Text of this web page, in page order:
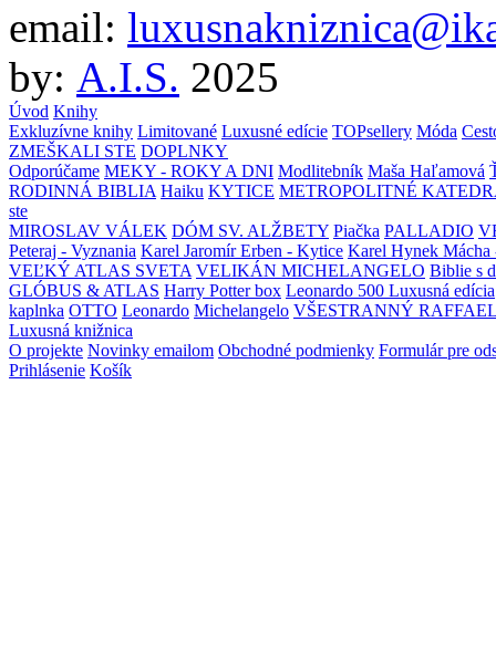
email:
by: A.I.S. 2025
Úvod Knihy
Exkluzívne knihy Limitované Luxusné edície TOPsellery Móda
ZMEŠKALI STE DOPLNKY
Odporúčame MEKY - ROKY A DNI Modlitebník Maša Haľamová
RODINNÁ BIBLIA Haiku KYTICE METROPOLITNÉ
ste
MIROSLAV VÁLEK DÓM SV. ALŽBETY Piačka PALLADIO
Peteraj - Vyznania Karel Jaromír Erben - Kytice Karel Hynek Mácha
VEĽKÝ ATLAS SVETA VELIKÁN MICHELANGELO Biblie s
GLÓBUS & ATLAS Harry Potter box Leonardo 500 Luxusná edícia
kaplnka OTTO Leonardo Michelangelo VŠESTRANNÝ
Luxusná knižnica
O projekte Novinky emailom Obchodné podmienky Formulár pre
Prihlásenie Košík